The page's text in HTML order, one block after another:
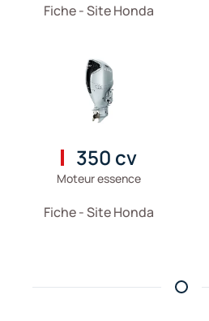
Fiche - Site Honda
350 cv
Moteur essence
Fiche - Site Honda